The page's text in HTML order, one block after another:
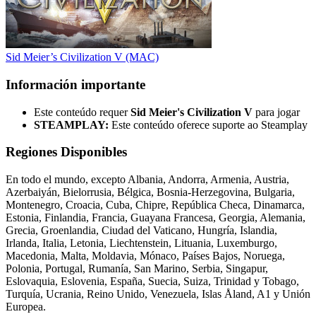
Sid Meier’s Civilization V (MAC)
Información importante
Este conteúdo requerSid Meier's Civilization V para jogar
STEAMPLAY: Este conteúdo oferece suporte ao Steamplay
Regiones Disponibles
En todo el mundo, excepto Albania, Andorra, Armenia, Austria,
Azerbaiyán, Bielorrusia, Bélgica, Bosnia-Herzegovina, Bulgaria,
Montenegro, Croacia, Cuba, Chipre, República Checa, Dinamarca,
Estonia, Finlandia, Francia, Guayana Francesa, Georgia, Alemania,
Grecia, Groenlandia, Ciudad del Vaticano, Hungría, Islandia,
Irlanda, Italia, Letonia, Liechtenstein, Lituania, Luxemburgo,
Macedonia, Malta, Moldavia, Mónaco, Países Bajos, Noruega,
Polonia, Portugal, Rumanía, San Marino, Serbia, Singapur,
Eslovaquia, Eslovenia, España, Suecia, Suiza, Trinidad y Tobago,
Turquía, Ucrania, Reino Unido, Venezuela, Islas Åland, A1 y Unión
Europea.